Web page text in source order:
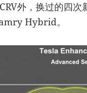
外，换过的四次
Hybrid。